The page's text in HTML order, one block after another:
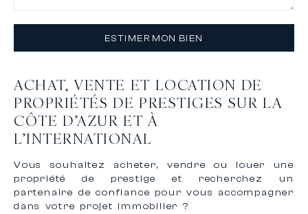
ESTIMER MON BIEN
ACHAT, VENTE ET LOCATION DE
PROPRIÉTÉS DE PRESTIGES SUR LA
CÔTE D’AZUR ET À
L’INTERNATIONAL
Vous souhaitez acheter, vendre ou louer une
propriété de prestige et recherchez un
partenaire de confiance pour vous accompagner
dans votre projet immobilier ?